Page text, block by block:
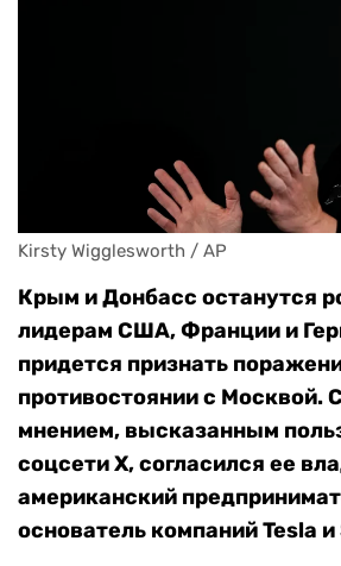
Kirsty Wigglesworth / AP
Крым и Донбасс останутся
лидерам США, Франции и
придется признать
противостоянии с Москвой.
мнением, высказанным
соцсети Х, согласился ее
американский
основатель компаний Tesla и